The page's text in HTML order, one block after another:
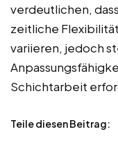
verdeutlichen,
zeitliche
variieren, jedoch
Schichtarbeit
Teile diesen Beitrag: